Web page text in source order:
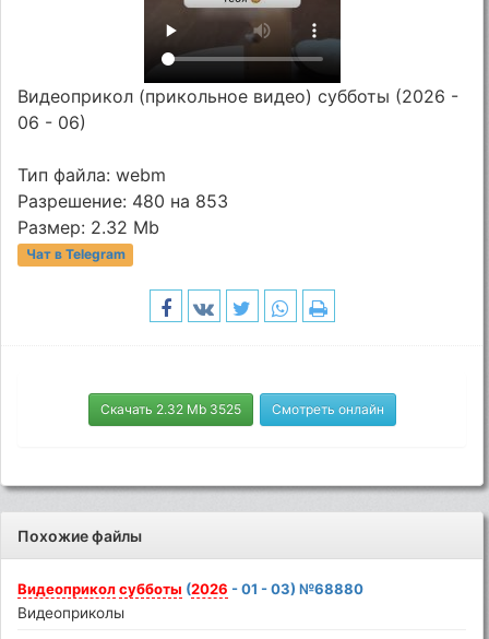
Видеоприкол (прикольное видео) субботы (2026 -
06 - 06)
Тип файла: webm
Разрешение: 480 на 853
Размер: 2.32 Mb
Чат в Telegram
Скачать 2.32 Mb 3525 Смотреть онлайн
Похожие файлы
Видеоприкол субботы (2026 - 01 - 03) №68880
Видеоприколы